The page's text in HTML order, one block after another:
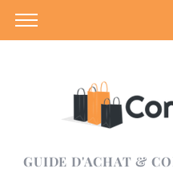
GUIDE D'ACHAT &